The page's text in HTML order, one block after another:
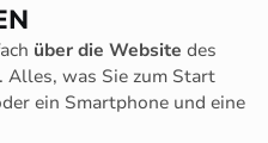
über die Website des
was Sie zum Start
ein Smartphone und eine